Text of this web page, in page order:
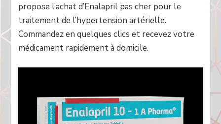
propose l’achat d’Enalapril pas cher pour le
traitement de l’hypertension artérielle.
Commandez en quelques clics et recevez votre
médicament rapidement à domicile.